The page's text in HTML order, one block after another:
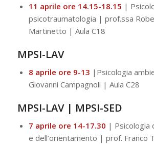
11 aprile ore 14.15-18.15 |
psicotraumatologia | prof.ssa
Martinetto | Aula C18
MPSI-LAV
8 aprile ore 9-13 |Psicologia
Giovanni Campagnoli | Aula C28
MPSI-LAV | MPSI-SED
7 aprile ore 14-17.30 | Psicologia
e dell’orientamento | prof. Franco